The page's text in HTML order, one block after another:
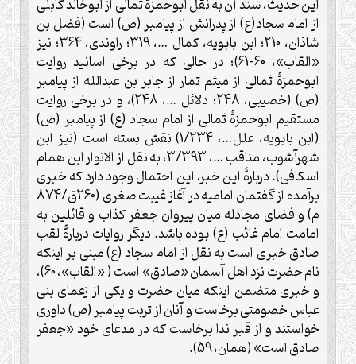
اين حديث، سند آن به نقل ابوحمزۀ ثمالی از ابوخالد کابلی
از امام سجاد(ع) از پدرانش از پيامبر (ص) است (فضل بن
شاذان، 210؛ ابن بابويه، کمال …، 319؛ راوندی، 364؛ نيز
«القاب»، 60-61)؛ در حالی که در برخی اسانيد روايت
ابوحمزۀ ثمالی از ميثم تمار از جابر بن عبدالله از پيامبر
(ص) (خصيبی، 248؛ دلائل …، 248)، و در برخی روايت
مستقيم ابوحمزۀ ثمالی از امام سجاد (ع) از پيامبر (ص)
(ابن بابويه، علل…، 1/234) نقش بسته است (نيز ابن
شهرآشوب، مناقب …، 3/393، به نقل از الانوار ابن همام
اسکافی). دربارۀ اين خبر، اين احتمال وجود دارد که خبری
برآمده از گفتمان اماميه در آغاز غيبت صغرى (260ق/874
م) و فضای مجادله ميان پيروان جعفر کذاب و قائلين به
امامت امام غائب (ع) بوده باشد. ديگر روايات دربارۀ لقب
صادق خبری است به نقل از امام سجاد (ع) مبنی بر اينکه
نام حضرت نزد اهل آسمان «صادق» است ( «القاب»، 60)،
و خبری متضمن اينکه میان حضرت و يکی از زعمای بنی
عباس خصومتی برخاست و آنان از تربت پيامبر (ص) داوری
خواستند و از قبر ندا برخاست که در مدعای خود «جعفر
صادق است» (همان، 59).